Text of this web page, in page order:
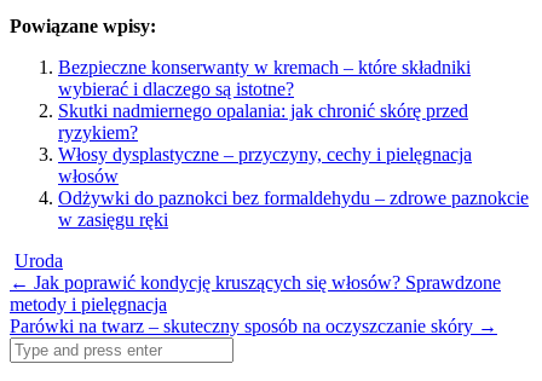
Powiązane wpisy:
Bezpieczne konserwanty w kremach – które składniki
wybierać i dlaczego są istotne?
Skutki nadmiernego opalania: jak chronić skórę przed
ryzykiem?
Włosy dysplastyczne – przyczyny, cechy i pielęgnacja
włosów
Odżywki do paznokci bez formaldehydu – zdrowe paznokcie
w zasięgu ręki
Uroda
Post
navigation
← Jak poprawić kondycję kruszących się włosów? Sprawdzone
metody i pielęgnacja
Parówki na twarz – skuteczny sposób na oczyszczanie skóry →
Search
for: